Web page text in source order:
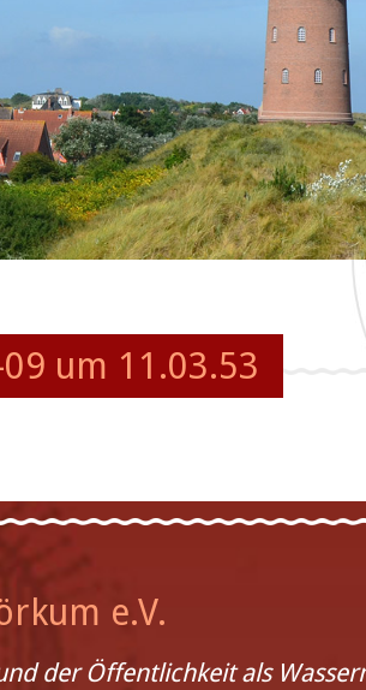
um 11.03.53
e.V.
der Öffentlichkeit als